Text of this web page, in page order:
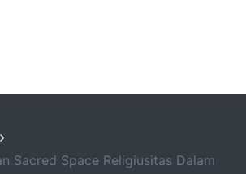
Sacred Space Religiusitas Dalam